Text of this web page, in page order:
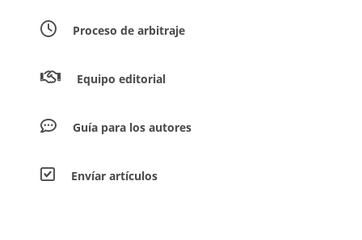
Proceso de arbitraje
Equipo editorial
Guía para los autores
Envíar artículos